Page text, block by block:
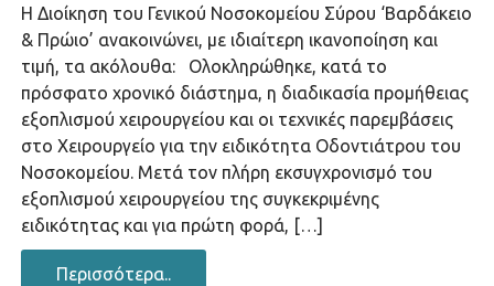
Η Διοίκηση του Γενικού Νοσοκομείου Σύρου ‘Βαρδάκειο
& Πρώιο’ ανακοινώνει, με ιδιαίτερη ικανοποίηση και
τιμή, τα ακόλουθα: Ολοκληρώθηκε, κατά το
πρόσφατο χρονικό διάστημα, η διαδικασία προμήθειας
εξοπλισμού χειρουργείου και οι τεχνικές παρεμβάσεις
στο Χειρουργείο για την ειδικότητα Οδοντιάτρου του
Νοσοκομείου. Μετά τον πλήρη εκσυγχρονισμό του
εξοπλισμού χειρουργείου της συγκεκριμένης
ειδικότητας και για πρώτη φορά, […]
Περισσότερα..